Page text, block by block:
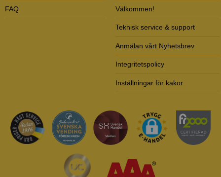
FAQ Välkommen!
Teknisk service & support
Anmälan vårt Nyhetsbrev
Integritetspolicy
Inställningar för kakor